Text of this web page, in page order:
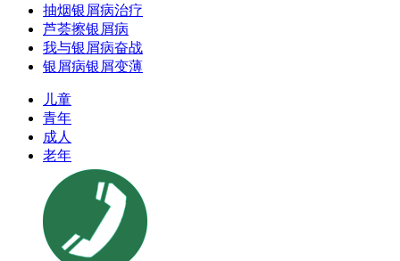
抽烟银屑病治疗
芦荟擦银屑病
我与银屑病奋战
银屑病银屑变薄
儿童
青年
成人
老年